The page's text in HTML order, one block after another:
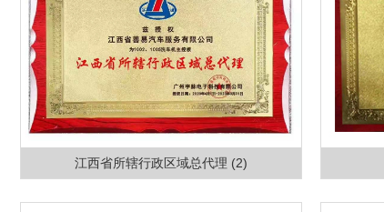
江西省所辖行政区域总代理 (2)